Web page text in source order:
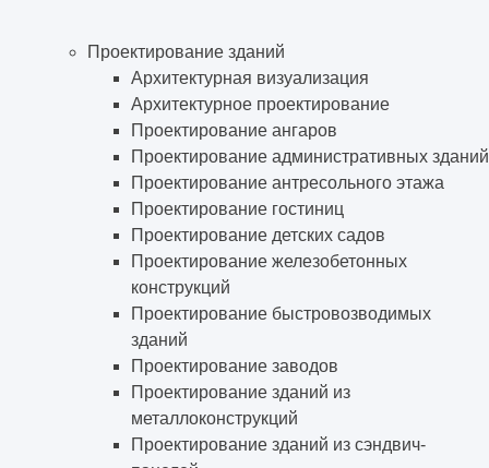
Проектирование зданий
Архитектурная визуализация
Архитектурное проектирование
Проектирование ангаров
Проектирование административных зданий
Проектирование антресольного этажа
Проектирование гостиниц
Проектирование детских садов
Проектирование железобетонных
конструкций
Проектирование быстровозводимых
зданий
Проектирование заводов
Проектирование зданий из
металлоконструкций
Проектирование зданий из сэндвич-